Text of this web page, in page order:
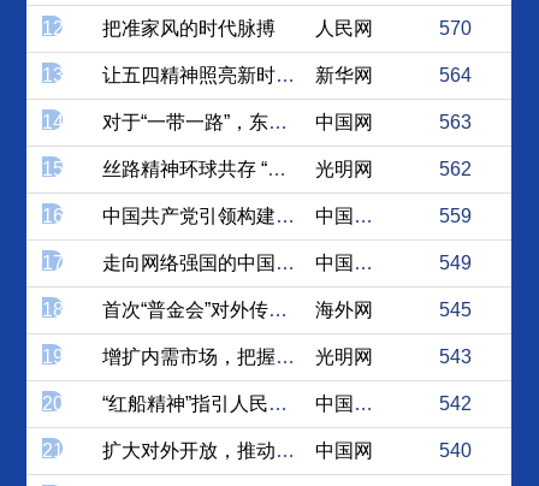
12 把准家风的时代脉搏 人民网 570
13 让五四精神照亮新时代青年奋... 新华网 564
14 对于“一带一路”，东盟做出... 中国网 563
15 丝路精神环球共存 “三共”... 光明网 562
16 中国共产党引领构建人类命运... 中国社会科学网 559
17 走向网络强国的中国经验 中国台湾网 549
18 首次“普金会”对外传递三大... 海外网 545
19 增扩内需市场，把握新兴产业... 光明网 543
20 “红船精神”指引人民践行伟... 中国社会科学网 542
21 扩大对外开放，推动“一带一... 中国网 540